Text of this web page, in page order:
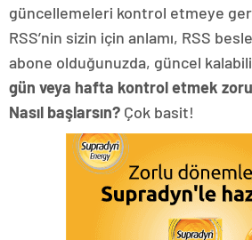
güncellemeleri kontrol etmeye
RSS’nin sizin için anlamı, RSS
abone olduğunuzda, güncel
gün veya hafta kontrol etmek
Nasıl başlarsın? Çok basit!